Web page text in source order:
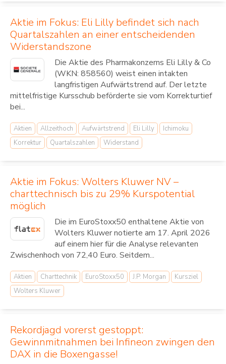
Aktie im Fokus: Eli Lilly befindet sich nach
Quartalszahlen an einer entscheidenden
Widerstandszone
Die Aktie des Pharmakonzerns Eli Lilly & Co
(WKN: 858560) weist einen intakten
langfristigen Aufwärtstrend auf. Der letzte
mittelfristige Kursschub beförderte sie vom Korrekturtief
bei...
Aktien Allzeithoch Aufwärtstrend Eli Lilly
Ichimoku
Korrektur
Quartalszahlen Widerstand
Aktie im Fokus: Wolters Kluwer NV –
charttechnisch bis zu 29% Kurspotential
möglich
Die im EuroStoxx50 enthaltene Aktie von
Wolters Kluwer notierte am 17. April 2026
auf einem hier für die Analyse relevanten
Zwischenhoch von 72,40 Euro. Seitdem...
Aktien Charttechnik EuroStoxx50 J.P. Morgan
Kursziel
Wolters Kluwer
Rekordjagd vorerst gestoppt:
Gewinnmitnahmen bei Infineon zwingen den
DAX in die Boxengasse!